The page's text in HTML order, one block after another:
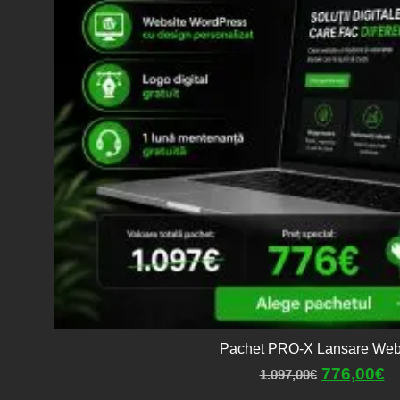
Pachet PRO-X Lansare
1.097,00€ 776,00€